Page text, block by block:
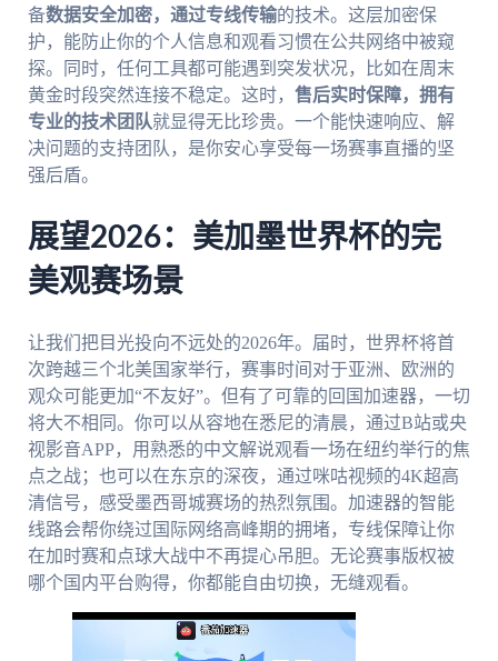
备数据安全加密，通过专线传输的技术。这层加密保
护，能防止你的个人信息和观看习惯在公共网络中被窥
探。同时，任何工具都可能遇到突发状况，比如在周末
黄金时段突然连接不稳定。这时， 售后实时保障，拥有
专业的技术团队就显得无比珍贵。一个能快速响应、解
决问题的支持团队，是你安心享受每一场赛事直播的坚
强后盾。
展望2026：美加墨世界杯的完
美观赛场景
让我们把目光投向不远处的2026年。届时，世界杯将首
次跨越三个北美国家举行，赛事时间对于亚洲、欧洲的
观众可能更加“不友好”。但有了可靠的回国加速器，一切
将大不相同。你可以从容地在悉尼的清晨，通过B站或央
视影音APP，用熟悉的中文解说观看一场在纽约举行的焦
点之战；也可以在东京的深夜，通过咪咕视频的4K超高
清信号，感受墨西哥城赛场的热烈氛围。加速器的智能
线路会帮你绕过国际网络高峰期的拥堵，专线保障让你
在加时赛和点球大战中不再提心吊胆。无论赛事版权被
哪个国内平台购得，你都能自由切换，无缝观看。